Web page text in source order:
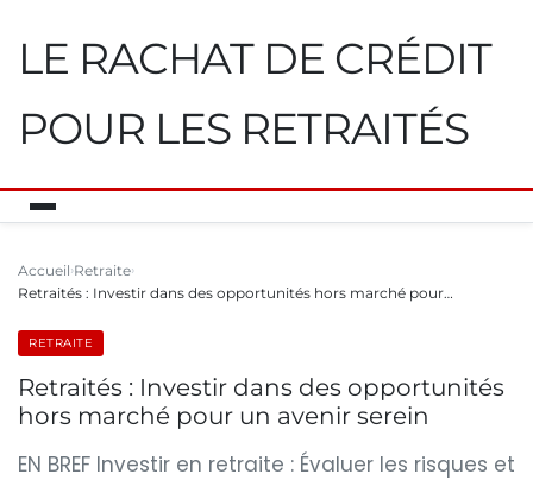
LE RACHAT DE CRÉDIT
POUR LES RETRAITÉS
Accueil Retraite
Retraités : Investir dans des opportunités hors marché pour…
RETRAITE
Retraités : Investir dans des opportunités
hors marché pour un avenir serein
EN BREF Investir en retraite : Évaluer les risques et